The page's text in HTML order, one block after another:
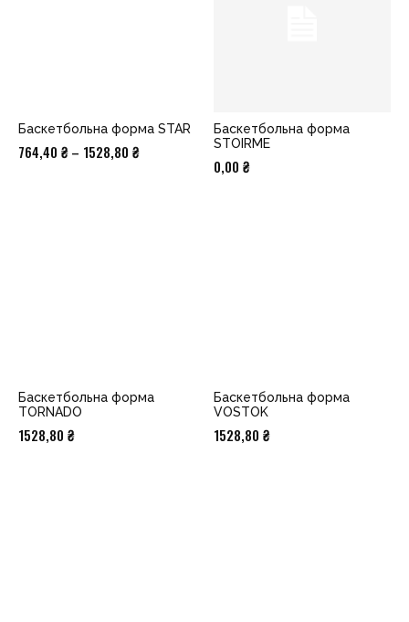
Баскетбольна форма STAR
764,40 ₴ – 1528,80 ₴Діапазон
Баскетбольна форма
STOIRME
0,00 ₴
Баскетбольна форма
TORNADO
1528,80 ₴
Баскетбольна форма
VOSTOK
1528,80 ₴